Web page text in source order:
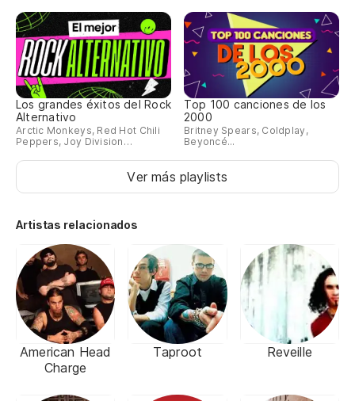
Los grandes éxitos del Rock
Alternativo
Arctic Monkeys, Red Hot Chili
Peppers, Joy Division…
Top 100 canciones de los
2000
Britney Spears, Coldplay,
Beyoncé...
Ver más playlists
Artistas relacionados
American Head
Charge
Taproot Reveille